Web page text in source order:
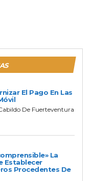
El Pago En Las
De Fuerteventura
La
Establecer
Procedentes De